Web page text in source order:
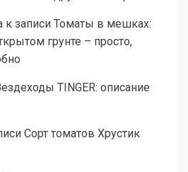
к записи Томаты в мешках:
грунте – просто,
TINGER: описание
Сорт томатов Хрустик